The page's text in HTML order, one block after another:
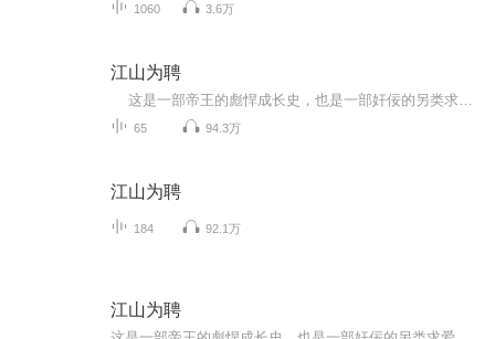
1060 3.6万
江山为聘
65 94.3万
江山为聘
184 92.1万
江山为聘